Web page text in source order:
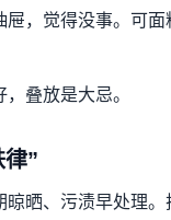
，觉得没事。可
叠放是大忌。
”
晒、污渍早处理